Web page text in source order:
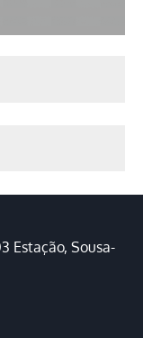
Estação, Sousa-